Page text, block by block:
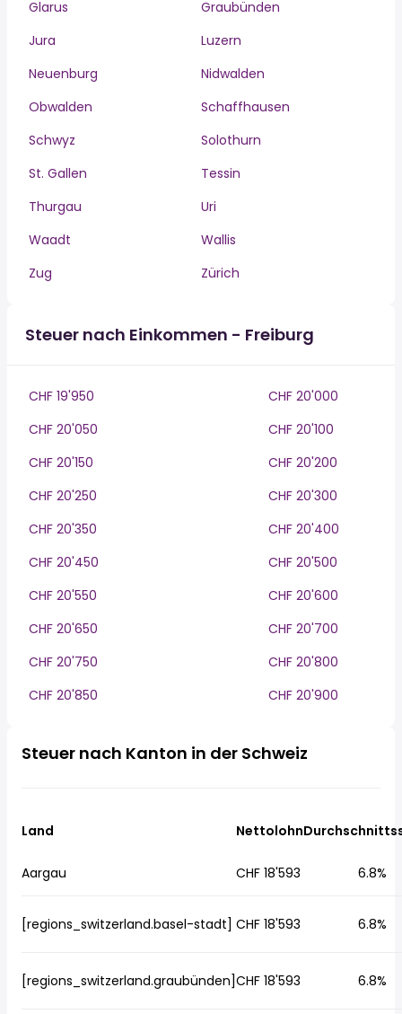
Glarus
Graubünden
Jura
Luzern
Neuenburg
Nidwalden
Obwalden
Schaffhausen
Schwyz
Solothurn
St. Gallen
Tessin
Thurgau
Uri
Waadt
Wallis
Zug
Zürich
Steuer nach Einkommen - Freiburg
CHF 19'950
CHF 20'000
CHF 20'050
CHF 20'100
CHF 20'150
CHF 20'200
CHF 20'250
CHF 20'300
CHF 20'350
CHF 20'400
CHF 20'450
CHF 20'500
CHF 20'550
CHF 20'600
CHF 20'650
CHF 20'700
CHF 20'750
CHF 20'800
CHF 20'850
CHF 20'900
Steuer nach Kanton in der Schweiz
Land Nettolohn
Aargau CHF 18'593 6.8%
[regions_switzerland.basel-stadt] CHF 18'593 6.8%
[regions_switzerland.graubünden]CHF 18'593 6.8%